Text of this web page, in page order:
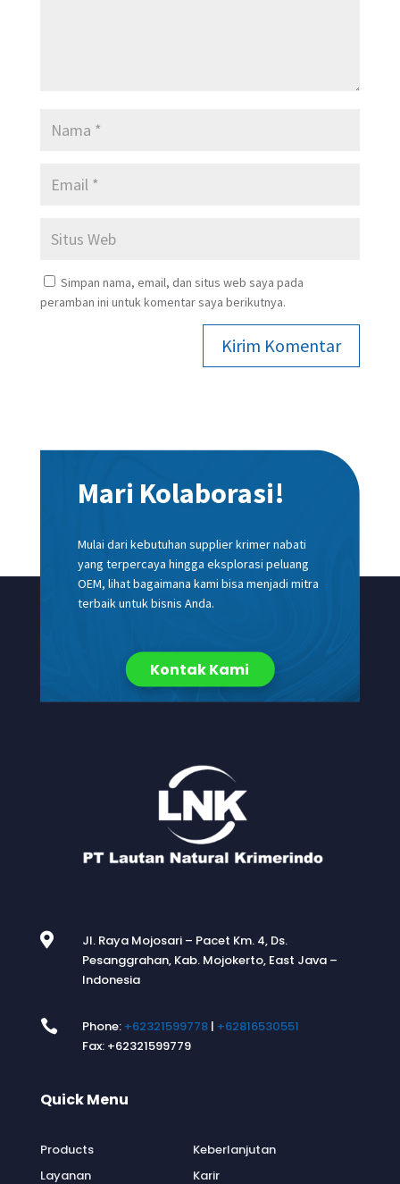
Simpan nama, email, dan situs web saya pada
peramban ini untuk komentar saya berikutnya.
Kirim Komentar
Mari Kolaborasi!
Mulai dari kebutuhan supplier krimer nabati
yang terpercaya hingga eksplorasi peluang
OEM, lihat bagaimana kami bisa menjadi mitra
terbaik untuk bisnis Anda.
Kontak Kami

Jl. Raya Mojosari – Pacet Km. 4, Ds.
Pesanggrahan, Kab. Mojokerto, East Java –
Indonesia
 Phone: +62321599778| +62816530551
Fax: +62321599779
Quick Menu
Products
Layanan
Keberlanjutan
Karir